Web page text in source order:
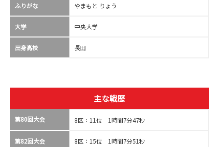
ふりがな やまもと りょう
大学 中央大学
出身高校 長田
主な戦歴
第80回大会 8区：11位 1時間7分47秒
第82回大会 8区：15位 1時間7分51秒